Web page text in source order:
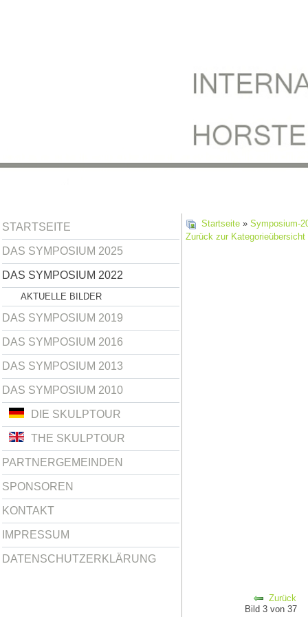
STARTSEITE
DAS SYMPOSIUM 2025
DAS SYMPOSIUM 2022
AKTUELLE BILDER
DAS SYMPOSIUM 2019
DAS SYMPOSIUM 2016
DAS SYMPOSIUM 2013
DAS SYMPOSIUM 2010
DIE SKULPTOUR
THE SKULPTOUR
PARTNERGEMEINDEN
SPONSOREN
KONTAKT
IMPRESSUM
DATENSCHUTZERKLÄRUNG
Startseite » Symposium-
Zurück zur Kategorieübersicht
Zurück
Bild 3 von 37